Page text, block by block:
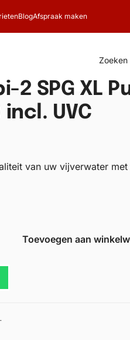
BlogAfspraak maken
Zoeken
2 SPG XL
UVC
van uw vijverwater
Toevoegen aan